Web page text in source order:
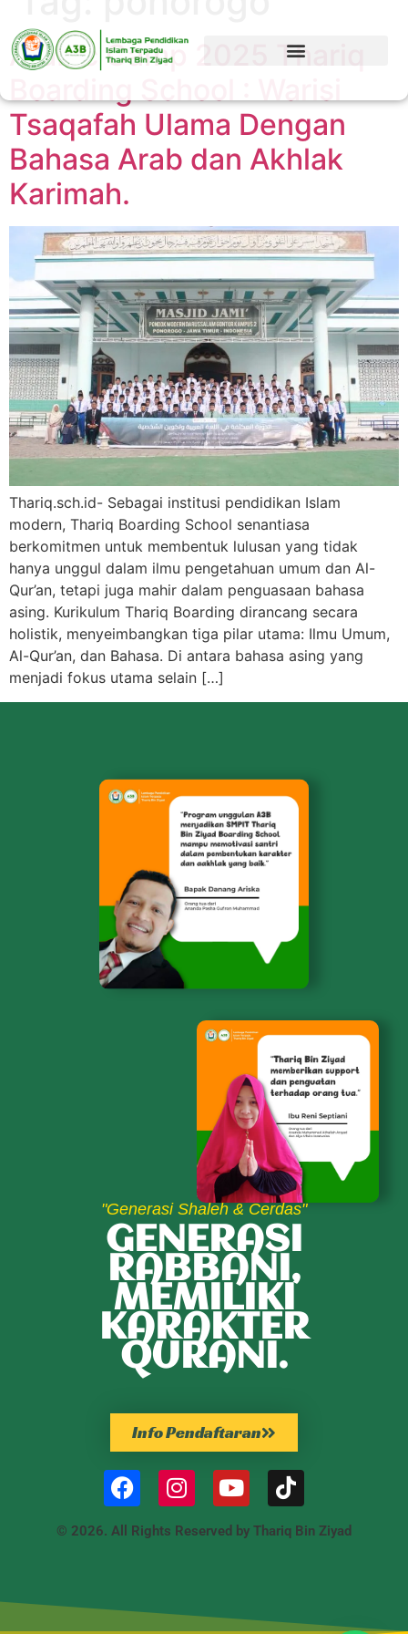
Arabic Camp 2025 Thariq
Tsaqafah Ulama Dengan
Bahasa Arab dan Akhlak
Karimah.
Thariq.sch.id- Sebagai institusi pendidikan Islam
modern, Thariq Boarding School senantiasa
berkomitmen untuk membentuk lulusan yang tidak
hanya unggul dalam ilmu pengetahuan umum dan Al-
Qur’an, tetapi juga mahir dalam penguasaan bahasa
asing. Kurikulum Thariq Boarding dirancang secara
holistik, menyeimbangkan tiga pilar utama: Ilmu Umum,
Al-Qur’an, dan Bahasa. Di antara bahasa asing yang
menjadi fokus utama selain […]
"Generasi Shaleh & Cerdas"
GENERASI
RABBANI,
MEMILIKI
KARAKTER
QURANI.
Info Pendaftaran
© 2026. All Rights Reserved by Thariq Bin Ziyad